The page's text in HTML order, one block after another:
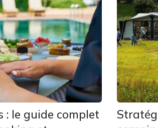
: le guide complet